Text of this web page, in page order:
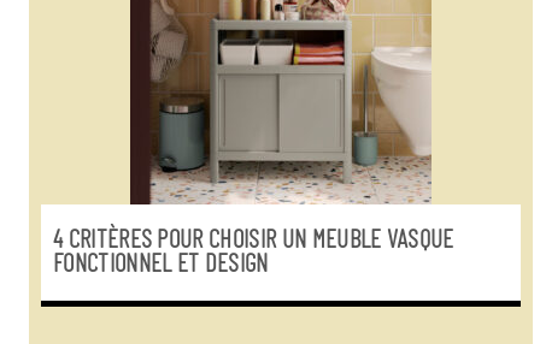
4 CRITÈRES POUR CHOISIR UN MEUBLE VASQUE
FONCTIONNEL ET DESIGN